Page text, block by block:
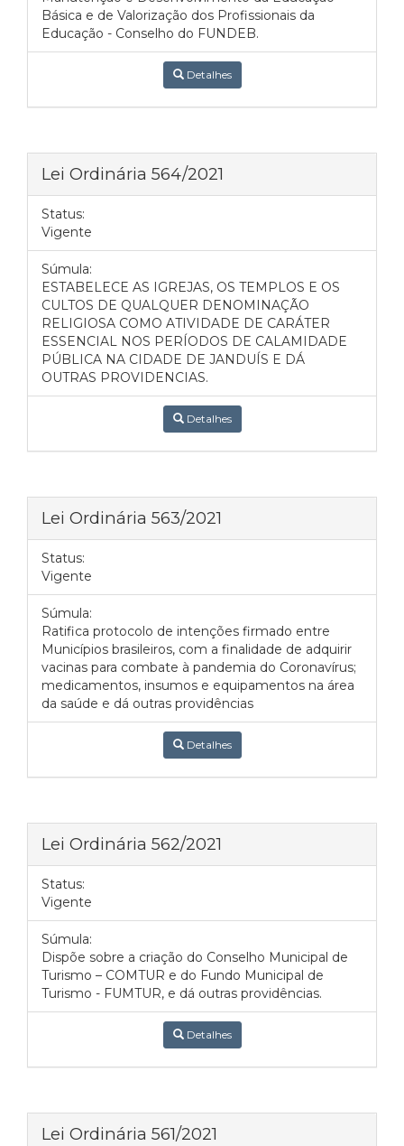
Básica e de Valorização dos Profissionais da
Educação - Conselho do FUNDEB.
Detalhes
Lei Ordinária 564/2021
Status:
Vigente
Súmula:
ESTABELECE AS IGREJAS, OS TEMPLOS E OS
CULTOS DE QUALQUER DENOMINAÇÃO
RELIGIOSA COMO ATIVIDADE DE CARÁTER
ESSENCIAL NOS PERÍODOS DE CALAMIDADE
PÚBLICA NA CIDADE DE JANDUÍS E DÁ
OUTRAS PROVIDENCIAS.
Detalhes
Lei Ordinária 563/2021
Status:
Vigente
Súmula:
Ratifica protocolo de intenções firmado entre
Municípios brasileiros, com a finalidade de adquirir
vacinas para combate à pandemia do Coronavírus;
medicamentos, insumos e equipamentos na área
da saúde e dá outras providências
Detalhes
Lei Ordinária 562/2021
Status:
Vigente
Súmula:
Dispõe sobre a criação do Conselho Municipal de
Turismo – COMTUR e do Fundo Municipal de
Turismo - FUMTUR, e dá outras providências.
Detalhes
Lei Ordinária 561/2021